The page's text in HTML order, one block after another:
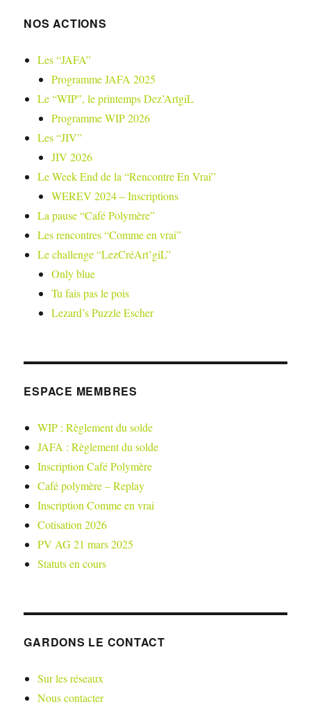
NOS ACTIONS
Les “JAFA”
Programme JAFA 2025
Le “WIP”, le printemps Dez’ArtgiL
Programme WIP 2026
Les “JIV”
JIV 2026
Le Week End de la “Rencontre En Vrai”
WEREV 2024 – Inscriptions
La pause “Café Polymère”
Les rencontres “Comme en vrai”
Le challenge “LezCréArt’giL”
Only blue
Tu fais pas le pois
Lezard’s Puzzle Escher
ESPACE MEMBRES
WIP : Règlement du solde
JAFA : Règlement du solde
Inscription Café Polymère
Café polymère – Replay
Inscription Comme en vrai
Cotisation 2026
PV AG 21 mars 2025
Statuts en cours
GARDONS LE CONTACT
Sur les réseaux
Nous contacter